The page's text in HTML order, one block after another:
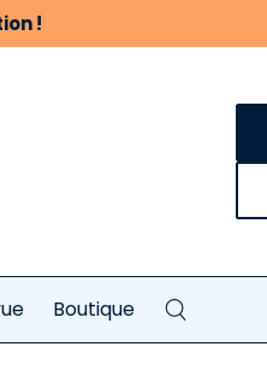
!
Boutique